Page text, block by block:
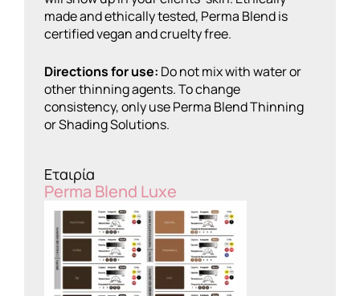
made and ethically tested, Perma Blend is
certified vegan and cruelty free.
Directions for use: Do not mix with water or
other thinning agents. To change
consistency, only use Perma Blend Thinning
or Shading Solutions.
Εταιρία
Perma Blend Luxe